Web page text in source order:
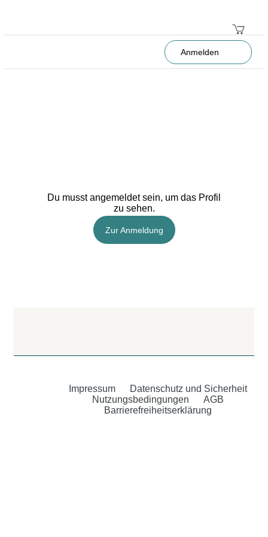
Anmelden
Du musst angemeldet sein, um das Profil
zu sehen.
Zur Anmeldung
Impressum
Datenschutz und Sicherheit
Nutzungsbedingungen
AGB
Barrierefreiheitserklärung